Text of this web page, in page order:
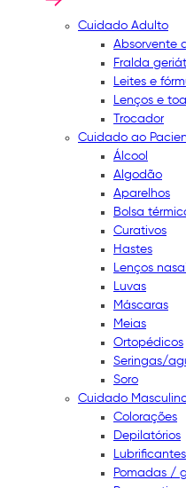
Cuidado Adulto
Absorvente
Fralda
Leites e
Lenços e
Trocador
Cuidado ao
Álcool
Algodão
Aparelhos
Bolsa
Curativos
Hastes
Lenços
Luvas
Máscaras
Meias
Ortopédicos
Seringas/
Soro
Cuidado
Colorações
Depilatórios
Lubrificantes
Pomadas /